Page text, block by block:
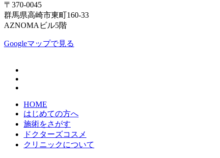
〒370-0045
群馬県高崎市東町160-33
AZNOMAビル5階
Googleマップで見る
HOME
はじめての方へ
施術をさがす
ドクターズコスメ
クリニックについて